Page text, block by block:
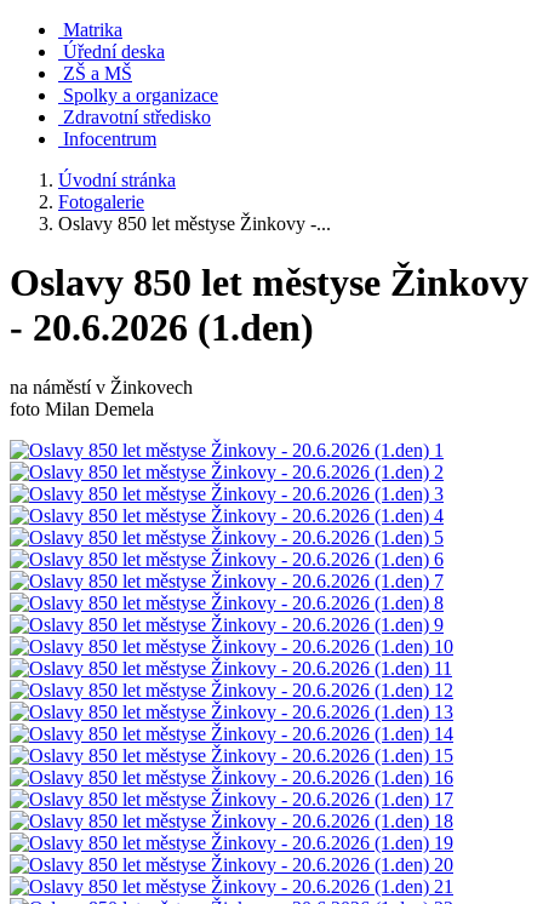
Matrika
Úřední deska
ZŠ a MŠ
Spolky a organizace
Zdravotní středisko
Infocentrum
Úvodní stránka
Fotogalerie
Oslavy 850 let městyse Žinkovy -...
Oslavy 850 let městyse Žinkovy
- 20.6.2026 (1.den)
na náměstí v Žinkovech
foto Milan Demela